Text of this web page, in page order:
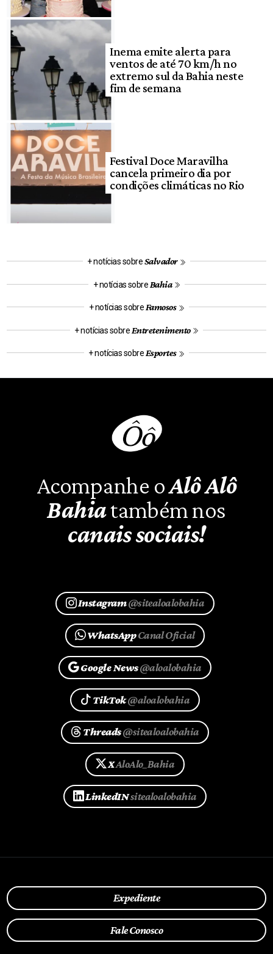
Inema emite alerta para
ventos de até 70 km/h no
extremo sul da Bahia neste
fim de semana
Festival Doce Maravilha
cancela primeiro dia por
condições climáticas no Rio
+ notícias sobreSalvador
+ notícias sobre Bahia
+ notícias sobreFamosos
+ notícias sobre Entretenimento
+ notícias sobreEsportes
Acompanhe oAlô Alô
Bahiatambém nos
canais sociais!
Instagram@sitealoalobahia
WhatsAppCanal Oficial
Google News@aloalobahia
TikTok@aloalobahia
Threads@sitealoalobahia
XAloAlo_Bahia
LinkedINsitealoalobahia
Expediente
Fale Conosco